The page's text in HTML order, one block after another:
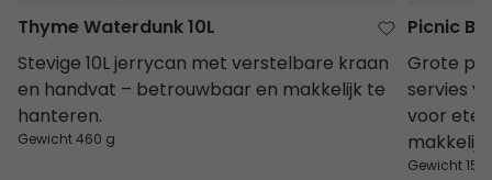
Thyme Waterdunk 10L
Stevige 10L jerrycan met verstelbare kraan
en handvat – betrouwbaar en makkelijk te
hanteren.
Gewicht 460 g
Picnic
Grote
servies
voor
Gewicht